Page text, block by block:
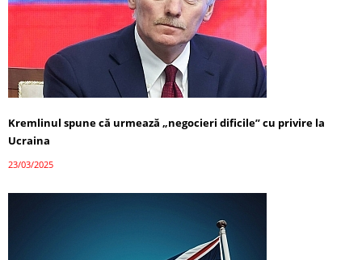
Kremlinul spune că urmează „negocieri dificile” cu privire la
Ucraina
23/03/2025